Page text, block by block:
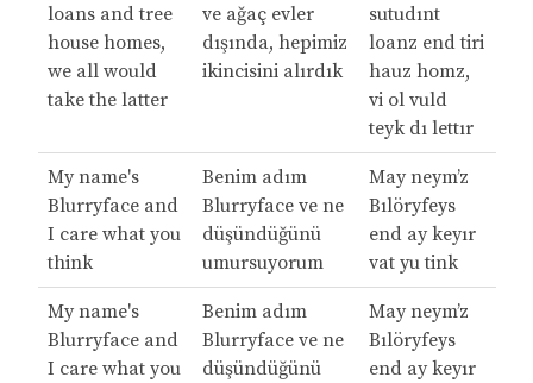
loans and tree
house homes,
we all would
take the latter
ve ağaç evler
dışında, hepimiz
ikincisini alırdık
sutudınt
loanz end tiri
hauz homz,
vi ol vuld
teyk dı lettır
My name's
Blurryface and
I care what you
think
Benim adım
Blurryface ve ne
düşündüğünü
umursuyorum
May neym’z
Bılöryfeys
end ay keyır
vat yu tink
My name's
Blurryface and
I care what you
Benim adım
Blurryface ve ne
düşündüğünü
May neym’z
Bılöryfeys
end ay keyır